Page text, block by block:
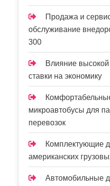
Продажа и
обслуживание
300
Влияние
ставки на экономику
микроавтобусы для
перевозок
Комплектующие
американских
Автомобильные